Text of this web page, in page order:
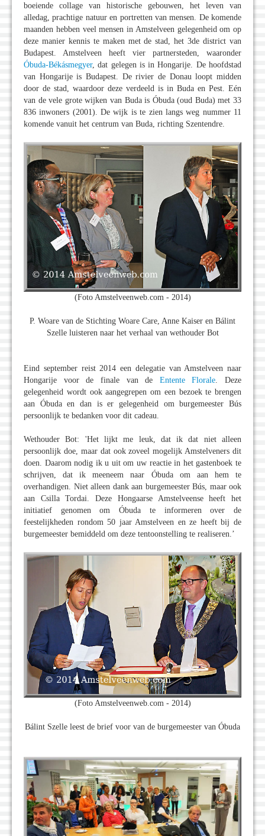
boeiende collage van historische gebouwen, het leven van
alledag, prachtige natuur en portretten van mensen. De komende
maanden hebben veel mensen in Amstelveen gelegenheid om op
deze manier kennis te maken met de stad, het 3de district van
Budapest. Amstelveen heeft vier partnersteden, waaronder
Óbuda-Békásmegyer, dat gelegen is in Hongarije. De hoofdstad
van Hongarije is Budapest. De rivier de Donau loopt midden
door de stad, waardoor deze verdeeld is in Buda en Pest. Eén
van de vele grote wijken van Buda is Óbuda (oud Buda) met 33
836 inwoners (2001). De wijk is te zien langs weg nummer 11
komende vanuit het centrum van Buda, richting Szentendre.
(Foto Amstelveenweb.com - 2014)
P. Woare van de Stichting Woare Care, Anne Kaiser en Bálint
Szelle luisteren naar het verhaal van wethouder Bot
Eind september reist 2014 een delegatie van Amstelveen naar
Hongarije voor de finale van de Entente Florale . Deze
gelegenheid wordt ook aangegrepen om een bezoek te brengen
aan Óbuda en dan is er gelegenheid om burgemeester Bús
persoonlijk te bedanken voor dit cadeau.
Wethouder Bot: 'Het lijkt me leuk, dat ik dat niet alleen
persoonlijk doe, maar dat ook zoveel mogelijk Amstelveners dit
doen. Daarom nodig ik u uit om uw reactie in het gastenboek te
schrijven, dat ik meeneem naar Óbuda om aan hem te
overhandigen. Niet alleen dank aan burgemeester Bús, maar ook
aan Csilla Tordai. Deze Hongaarse Amstelveense heeft het
initiatief genomen om Óbuda te informeren over de
feestelijkheden rondom 50 jaar Amstelveen en ze heeft bij de
burgemeester bemiddeld om deze tentoonstelling te realiseren.’
(Foto Amstelveenweb.com - 2014)
Bálint Szelle leest de brief voor van de burgemeester van Óbuda